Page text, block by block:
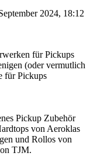
2024, 18:12
für Pickups
(oder vermutlich
für Pickups
Pickup Zubehör
von Aeroklas
und Rollos von
TJM.